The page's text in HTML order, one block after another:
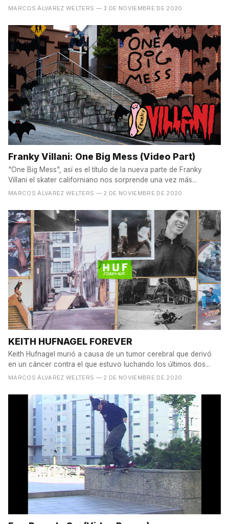
ha...
MARCOS ÁLVAREZ WELTERS — 3 DE NOVIEMBRE DE 2020
Franky Villani: One Big Mess (Video Part)
"One Big Mess", así es el título de la nueva parte de Franky
Villani el skater californiano nos sorprende una vez más...
MARCOS ÁLVAREZ WELTERS — 2 DE NOVIEMBRE DE 2020
KEITH HUFNAGEL FOREVER
Keith Hufnagel murió a causa de un tumor cerebral que derivó
en un cáncer contra el que estuvo luchando los últimos dos...
MARCOS ÁLVAREZ WELTERS — 2 DE NOVIEMBRE DE 2020